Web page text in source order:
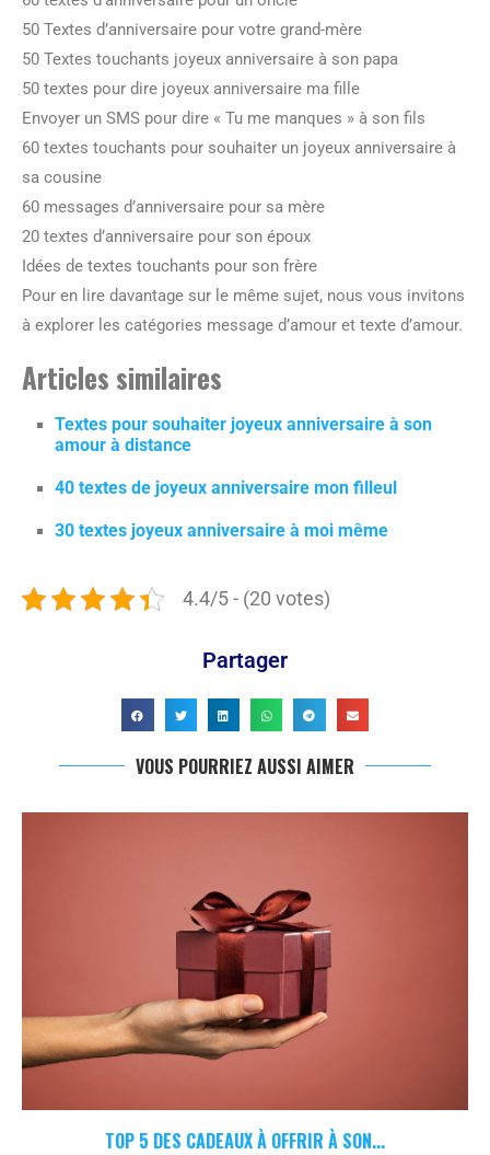
50 Textes d’anniversaire pour votre grand-mère
50 Textes touchants joyeux anniversaire à son papa
50 textes pour dire joyeux anniversaire ma fille
Envoyer un SMS pour dire « Tu me manques » à son fils
60 textes touchants pour souhaiter un joyeux anniversaire à
sa cousine
60 messages d’anniversaire pour sa mère
20 textes d’anniversaire pour son époux
Idées de textes touchants pour son frère
Pour en lire davantage sur le même sujet, nous vous invitons
à explorer les catégories message d’amour et texte d’amour.
Articles similaires
Textes pour souhaiter joyeux anniversaire à son
amour à distance
40 textes de joyeux anniversaire mon filleul
30 textes joyeux anniversaire à moi même
4.4/5 - (20 votes)
Partager
VOUS POURRIEZ AUSSI AIMER
TOP 5 DES CADEAUX À OFFRIR À SON...